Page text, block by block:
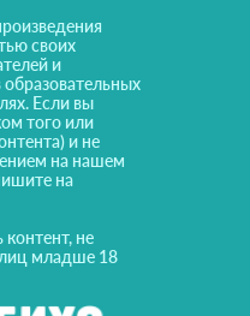
своих
и
Если вы
того или
и не
на нашем
на
не
младше 18